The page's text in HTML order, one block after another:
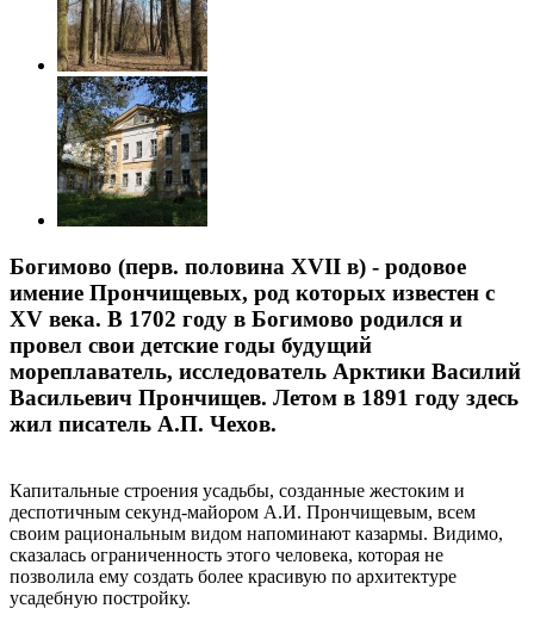
Богимово (перв. половина XVII в) - родовое
имение Прончищевых, род которых известен с
XV века. В 1702 году в Богимово родился и
провел свои детские годы будущий
мореплаватель, исследователь Арктики Василий
Васильевич Прончищев. Летом в 1891 году здесь
жил писатель А.П. Чехов.
Капитальные строения усадьбы, созданные жестоким и
деспотичным секунд-майором А.И. Прончищевым, всем
своим рациональным видом напоминают казармы. Видимо,
сказалась ограниченность этого человека, которая не
позволила ему создать более красивую по архитектуре
усадебную постройку.